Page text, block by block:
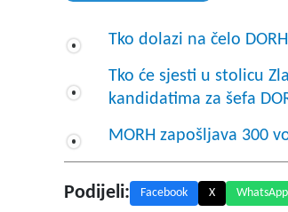
Tko dolazi na čelo
Tko će sjesti u stolicu
kandidatima za šefa
MORH zapošljava 300
Podijeli: Facebook X WhatsApp